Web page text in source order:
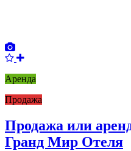
Аренда
Продажа
Продажа или
Гранд Мир Отеля